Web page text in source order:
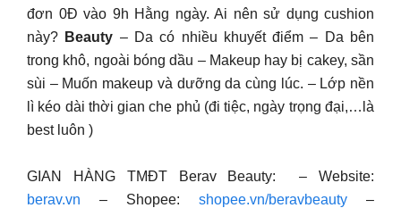
đơn 0Đ vào 9h Hằng ngày. Ai nên sử dụng cushion
này? Beauty – Da có nhiều khuyết điểm – Da bên
trong khô, ngoài bóng dầu – Makeup hay bị cakey, sần
sùi – Muốn makeup và dưỡng da cùng lúc. – Lớp nền
lì kéo dài thời gian che phủ (đi tiệc, ngày trọng đại,…là
best luôn )
GIAN HÀNG TMĐT Berav Beauty: – Website:
berav.vn – Shopee: shopee.vn/beravbeauty –